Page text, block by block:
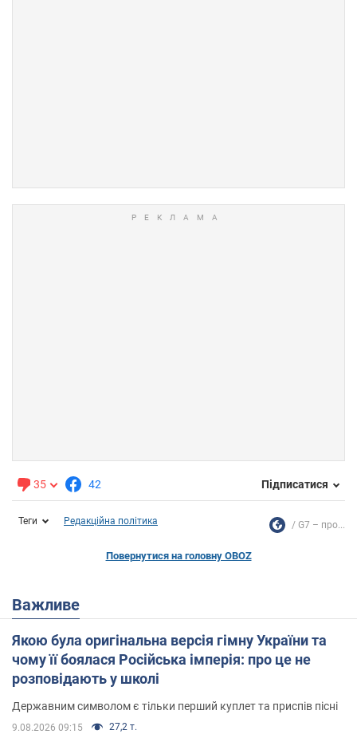
35 42 Підписатися
Теги Редакційна політика G7 – про...
Повернутися на головну OBOZ
Важливе
Якою була оригінальна версія гімну України та
чому її боялася Російська імперія: про це не
розповідають у школі
Державним символом є тільки перший куплет та приспів пісні
9.08.2026 09:15 27,2 т.